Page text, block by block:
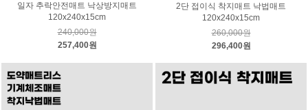
일자 추락안전매트 낙상방지매트
120x240x15cm
240,000원
257,400원
2단 접이식 착지매트 낙법매트
120x240x15cm
260,000원
296,400원